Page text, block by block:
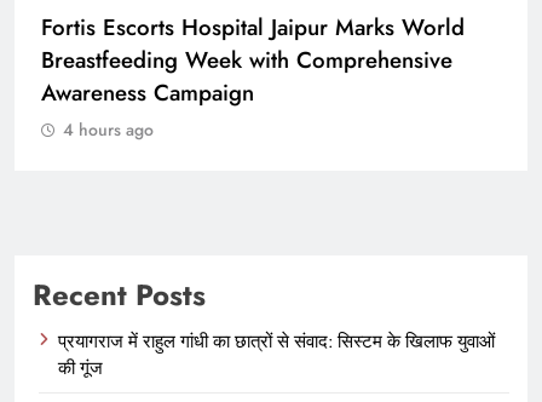
Fortis Escorts Hospital Jaipur Marks World
Breastfeeding Week with Comprehensive
Awareness Campaign
4 hours ago
Recent Posts
प्रयागराज में राहुल गांधी का छात्रों से संवाद: सिस्टम के खिलाफ युवाओं
की गूंज